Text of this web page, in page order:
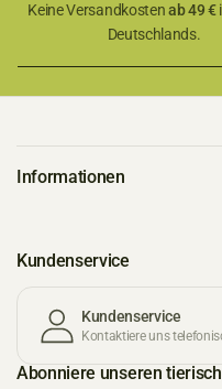
Keine Versandkostenab 49 €
Deutschlands.
Informationen
Kundenservice
Kundenservice
Kontaktiere uns
Abonniere unseren